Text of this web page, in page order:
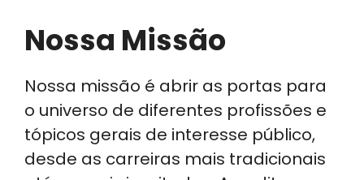
Nossa Missão
Nossa missão é abrir as portas para
o universo de diferentes profissões e
tópicos gerais de interesse público,
desde as carreiras mais tradicionais